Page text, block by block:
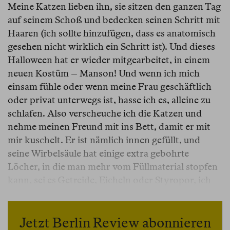
Meine Katzen lieben ihn, sie sitzen den ganzen Tag
auf seinem Schoß und bedecken seinen Schritt mit
Haaren (ich sollte hinzufügen, dass es anatomisch
gesehen nicht wirklich ein Schritt ist). Und dieses
Halloween hat er wieder mitgearbeitet, in einem
neuen Kostüm – Manson! Und wenn ich mich
einsam fühle oder wenn meine Frau geschäftlich
oder privat unterwegs ist, hasse ich es, alleine zu
schlafen. Also verscheuche ich die Katzen und
nehme meinen Freund mit ins Bett, damit er mit
mir kuschelt. Er ist nämlich innen gefüllt, und
seine Wirbelsäule hat einige extra gebohrte
Löcher, in die man mehr vom Füllmaterial stopfen
und sie, falls nötig, zu verschließen. Seine Hände
Jetzt Berlin Review abonnieren